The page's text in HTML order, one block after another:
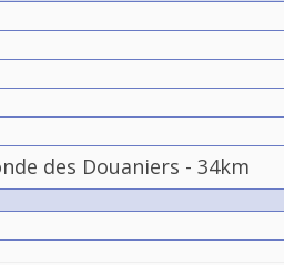
des Douaniers - 34km